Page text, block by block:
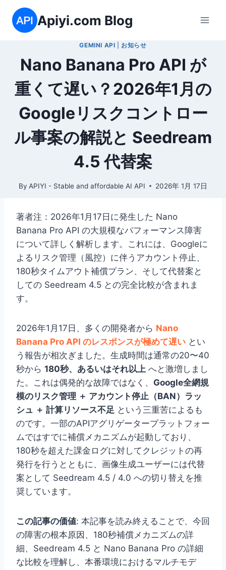
Apiyi.com Blog
GEMINI API お知らせ
Nano Banana Pro API が
重くて遅い？2026年1月の
Googleリスクコントロー
ル事案の解説と Seedream
4.5 代替案
By APIYI - Stable and affordable AI API 2026年 1月 17日
著者注：2026年1月17日に発生した Nano
Banana Pro API の大規模なパフォーマンス障害
について詳しく解析します。これには、Googleに
よるリスク管理（風控）に伴うアカウント停止、
180秒タイムアウト補償プラン、そして代替案と
しての Seedream 4.5 との完全比較が含まれま
す。
2026年1月17日、多くの開発者から Nano
Banana Pro API のレスポンスが極めて遅い とい
う報告が相次ぎました。生成時間は通常の20〜40
秒から 180秒、あるいはそれ以上 へと激増しまし
た。これは偶発的な故障ではなく、 Google全網規
模のリスク管理 ＋ アカウント停止（BAN）ラッ
シュ ＋ 計算リソース不足 という三重苦によるも
のです。一部のAPIアグリゲータープラットフォー
ムではすでに補償メカニズムが起動しており、
180秒を超えた課金ログに対してクレジットの再
発行を行うとともに、画像生成ユーザーには代替
案として Seedream 4.5 / 4.0 への切り替えを推
奨しています。
この記事の価値: 本記事を読み終えることで、今回
の障害の根本原因、180秒補償メカニズムの詳
細、Seedream 4.5 と Nano Banana Pro の詳細
な比較を理解し、本番環境におけるマルチモデ